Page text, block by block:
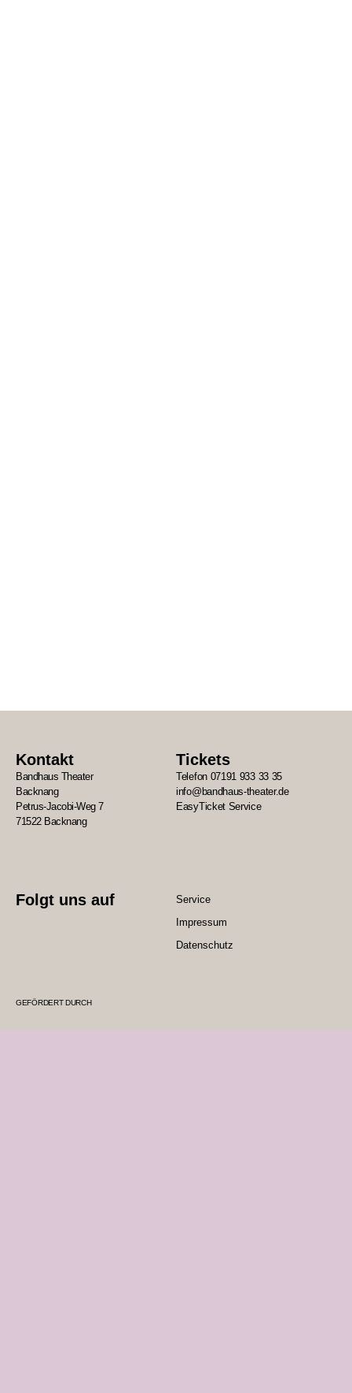
Kontakt
Bandhaus Theater
Backnang
Petrus-Jacobi-Weg 7
71522 Backnang
Tickets
Telefon 07191 933 33 35
info@bandhaus-theater.de
EasyTicket Service
Folgt uns auf
Service
Impressum
Datenschutz
GEFÖRDERT DURCH